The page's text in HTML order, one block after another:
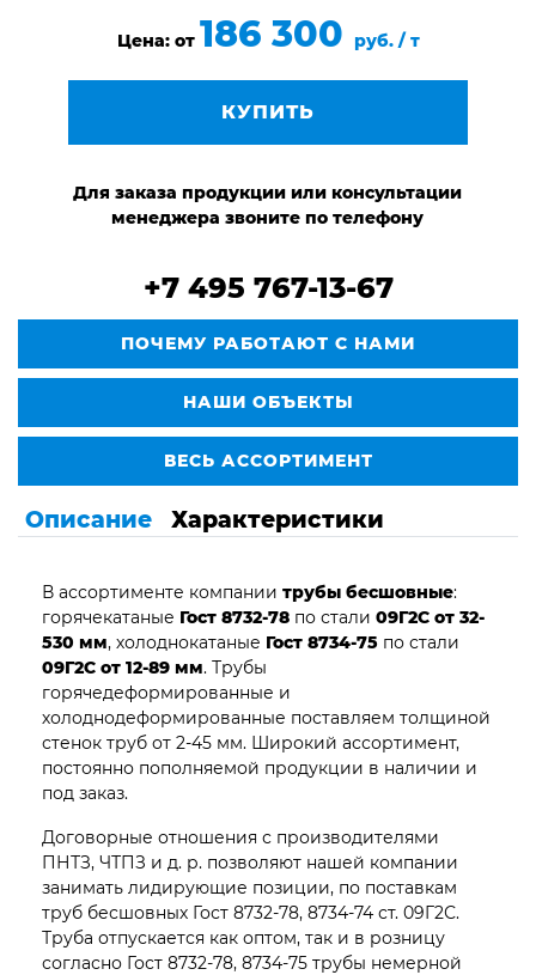
Цена: от 186 300 руб. / т
КУПИТЬ
Для заказа продукции или консультации
менеджера звоните по телефону
+7 495 767-13-67
ПОЧЕМУ РАБОТАЮТ С НАМИ
НАШИ ОБЪЕКТЫ
ВЕСЬ АССОРТИМЕНТ
Описание Характеристики
В ассортименте компании трубы бесшовные:
горячекатаные Гост 8732-78 по стали 09Г2С от 32-
530 мм, холоднокатаные Гост 8734-75 по стали
09Г2С от 12-89 мм. Трубы
горячедеформированные и
холоднодеформированные поставляем толщиной
стенок труб от 2-45 мм. Широкий ассортимент,
постоянно пополняемой продукции в наличии и
под заказ.
Договорные отношения с производителями
ПНТЗ, ЧТПЗ и д. р. позволяют нашей компании
занимать лидирующие позиции, по поставкам
труб бесшовных Гост 8732-78, 8734-74 ст. 09Г2С.
Труба отпускается как оптом, так и в розницу
согласно Гост 8732-78, 8734-75 трубы немерной